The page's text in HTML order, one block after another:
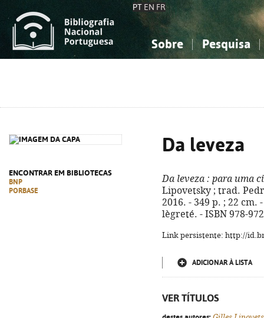
PT EN FR
Sobre Pesquisa
ENCONTRAR EM BIBLIOTECAS
BNP
PORBASE
Da leveza
Da leveza : para uma
Lipovetsky ; trad.
2016. - 349 p. ; 22
lègreté. - ISBN 978-
Link persistente: http://
ADICIONAR À LISTA
VER TÍTULOS